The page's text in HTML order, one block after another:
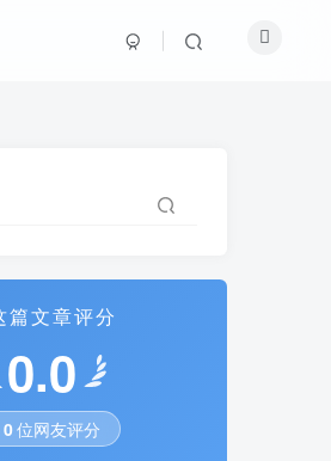
篇文章评分
0.0
0位网友评分
篇文章评分
0.0
0位网友评分